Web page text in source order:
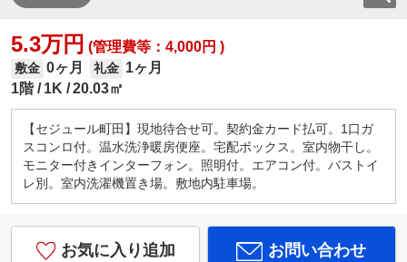
5.3万円 (管理費等：4,000円 )
敷金 0ヶ月 礼金 1ヶ月
1階
1K 20.03㎡
【セジュール町田】現地待合せ可。契約金カード払可。1口ガ
スコンロ付。温水洗浄暖房便座。宅配ボックス。室内物干し。
モニター付きインターフォン。照明付。エアコン付。バストイ
レ別。室内洗濯機置き場。敷地内駐車場。
お気に入り追加 お問い合わせ